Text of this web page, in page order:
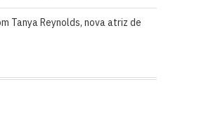
Tanya Reynolds, nova atriz de